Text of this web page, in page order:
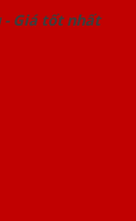
- Giá tốt nhất